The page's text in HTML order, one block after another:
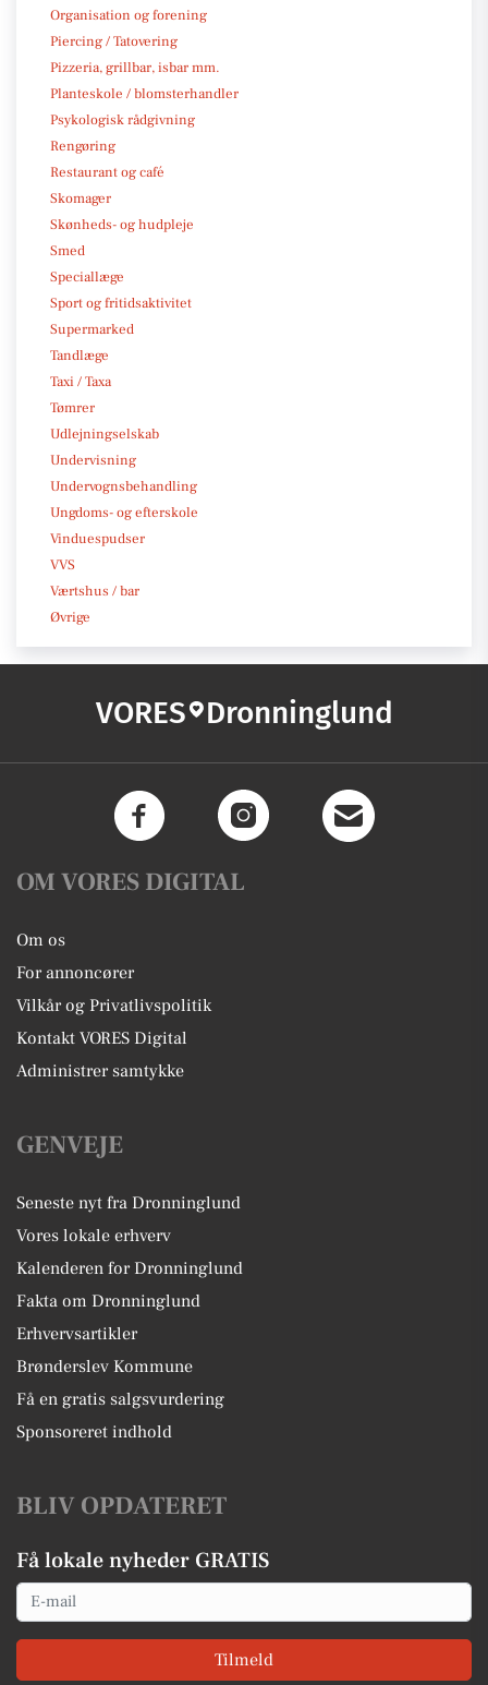
Organisation og forening
Piercing / Tatovering
Pizzeria, grillbar, isbar mm.
Planteskole / blomsterhandler
Psykologisk rådgivning
Rengøring
Restaurant og café
Skomager
Skønheds- og hudpleje
Smed
Speciallæge
Sport og fritidsaktivitet
Supermarked
Tandlæge
Taxi / Taxa
Tømrer
Udlejningselskab
Undervisning
Undervognsbehandling
Ungdoms- og efterskole
Vinduespudser
VVS
Værtshus / bar
Øvrige
VORES Dronninglund
OM VORES DIGITAL
Om os
For annoncører
Vilkår og Privatlivspolitik
Kontakt VORES Digital
Administrer samtykke
GENVEJE
Seneste nyt fra Dronninglund
Vores lokale erhverv
Kalenderen for Dronninglund
Fakta om Dronninglund
Erhvervsartikler
Brønderslev Kommune
Få en gratis salgsvurdering
Sponsoreret indhold
BLIV OPDATERET
Få lokale nyheder GRATIS
Email
Tilmeld